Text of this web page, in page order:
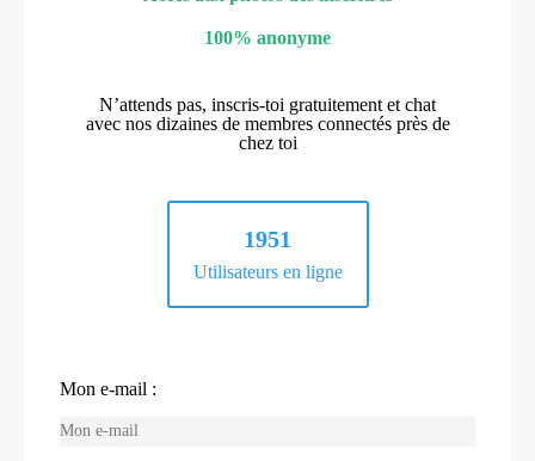
100% anonyme
N’attends pas, inscris-toi gratuitement et chat
avec nos dizaines de membres connectés près de
chez toi
1951
Utilisateurs en ligne
Mon e-mail :